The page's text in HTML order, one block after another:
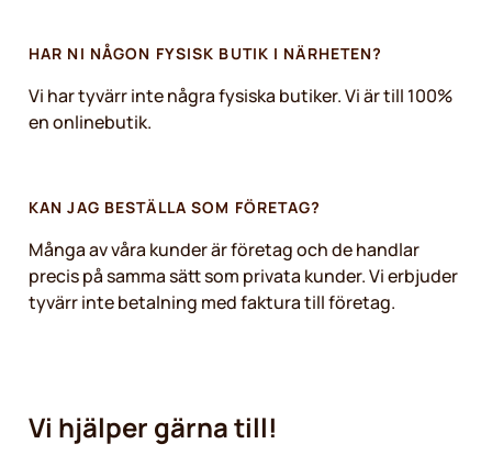
HAR NI NÅGON FYSISK BUTIK I NÄRHETEN?
Vi har tyvärr inte några fysiska butiker. Vi är till 100%
en onlinebutik.
KAN JAG BESTÄLLA SOM FÖRETAG?
Många av våra kunder är företag och de handlar
precis på samma sätt som privata kunder. Vi erbjuder
tyvärr inte betalning med faktura till företag.
Vi hjälper gärna till!